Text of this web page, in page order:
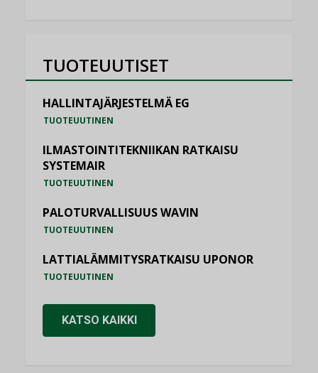
TUOTEUUTISET
HALLINTAJÄRJESTELMÄ EG
TUOTEUUTINEN
ILMASTOINTITEKNIIKAN RATKAISU
SYSTEMAIR
TUOTEUUTINEN
PALOTURVALLISUUS WAVIN
TUOTEUUTINEN
LATTIALÄMMITYSRATKAISU UPONOR
TUOTEUUTINEN
KATSO KAIKKI